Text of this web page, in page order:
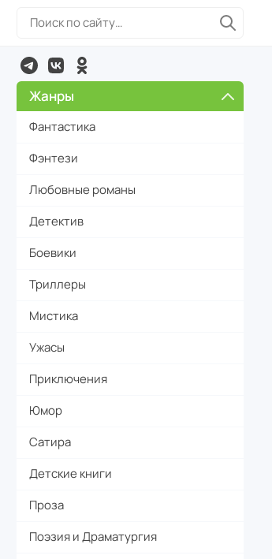
Жанры
Фантастика
Фэнтези
Любовные романы
Детектив
Боевики
Триллеры
Мистика
Ужасы
Приключения
Юмор
Сатира
Детские книги
Проза
Поэзия и Драматургия